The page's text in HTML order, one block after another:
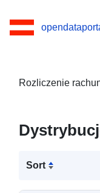
Rozliczenie
Sort